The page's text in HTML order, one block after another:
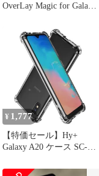
OverLay Magic for Galaxy
ズ修復 防指紋 コーティ
ング SC02M ギャラクシ
ーA20 GalaxyA20
¥ 1,777
【特価セール】Hy+
Galaxy A20 ケース SC-
ラップホール 米軍MIL規